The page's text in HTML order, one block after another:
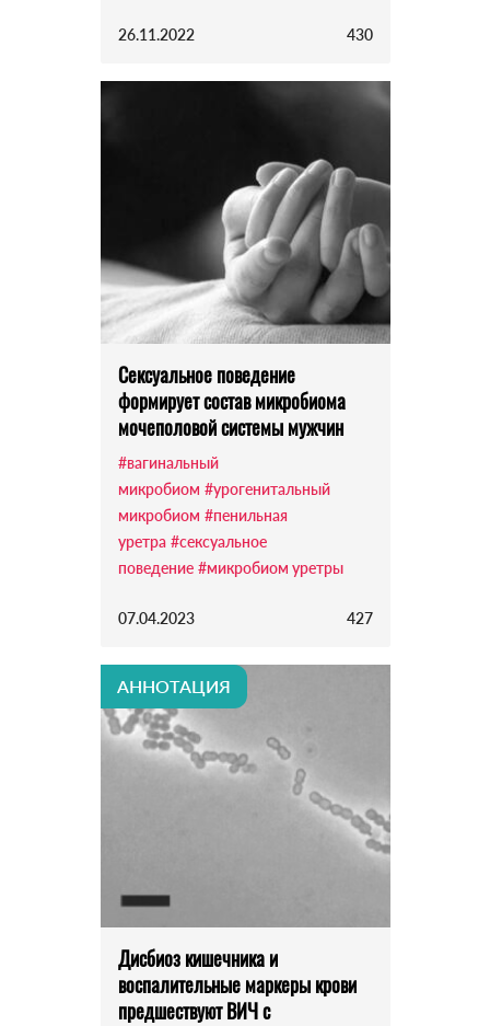
26.11.2022 430
Сексуальное поведение
формирует состав микробиома
мочеполовой системы мужчин
#вагинальный
микробиом #урогенитальный
микробиом #пенильная
уретра #сексуальное
поведение #микробиом уретры
07.04.2023 427
АННОТАЦИЯ
Дисбиоз кишечника и
воспалительные маркеры крови
предшествуют ВИЧ с